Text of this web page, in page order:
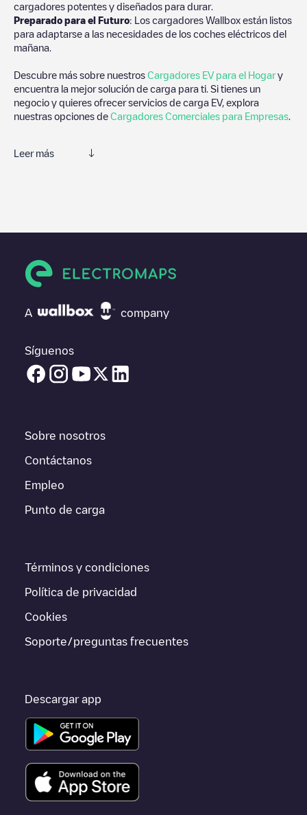
cargadores potentes y diseñados para durar.
Preparado para el Futuro: Los cargadores Wallbox están listos
para adaptarse a las necesidades de los coches eléctricos del
mañana.
Descubre más sobre nuestros Cargadores EV para el Hogary
encuentra la mejor solución de carga para ti. Si tienes un
negocio y quieres ofrecer servicios de carga EV, explora
nuestras opciones de Cargadores Comerciales para Empresas
Leer más
su vehículo eléctrico.
carga que necesitas, comprueba en la parte inferior cuál es el
punto de carga que está más cerca de tí en “puntos de carga
carga para vehículos eléctricos cercanas, así como si están en
un parking, en superficie y la distancia en KM a la que están.
1/89145466 está disponible, así como las indicaciones de
estación y las instrucciones necesarias para que puedas
Den Haag EQUANS Den Haag Perceel 1/89145466
Si este cargador deDen Haagno vale para tu coche, existen
ir a otras ciudades comoRijswijk
porque están cerca y se encuentran dentro de
A company
Síguenos
Sobre nosotros
Contáctanos
Empleo
Punto de carga
Términos y condiciones
Política de privacidad
Cookies
Soporte/preguntas frecuentes
Descargar app